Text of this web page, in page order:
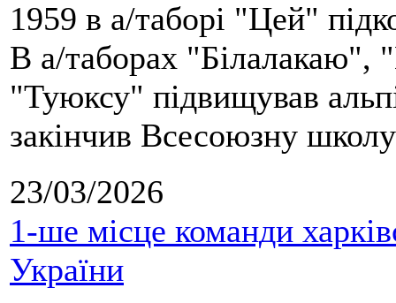
1959 в а/таборі "Цей"
В а/таборах "Білалакаю",
"Туюксу" підвищував
закінчив Всесоюзну
23/03/2026
1-ше місце команди
України